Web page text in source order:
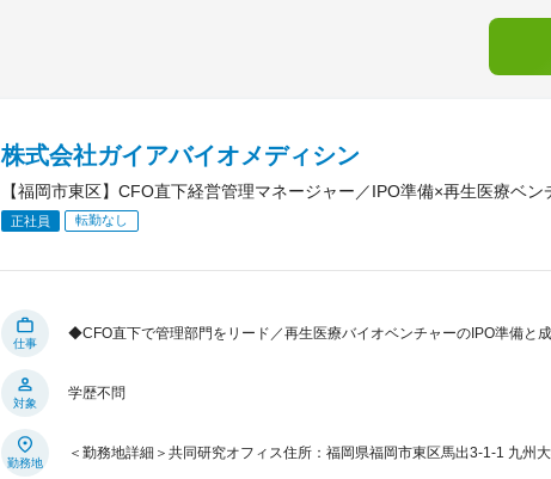
株式会社ガイアバイオメディシン
【福岡市東区】CFO直下経営管理マネージャー／IPO準備×再生医療ベン
正社員 転勤なし
仕事
◆CFO直下で管理部門をリード／再生医療バイオベンチャーのIPO準備と
対象
学歴不問
勤務地
＜勤務地詳細＞共同研究オフィス住所：福岡県福岡市東区馬出3-1-1 九州